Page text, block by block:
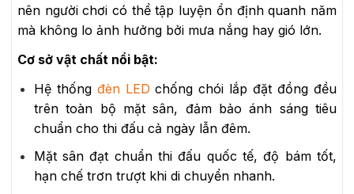
nên người chơi có thể tập luyện ổn định quanh năm
mà không lo ảnh hưởng bởi mưa nắng hay gió lớn.
Cơ sở vật chất nổi bật:
Hệ thống đèn LED chống chói lắp đặt đồng đều
trên toàn bộ mặt sân, đảm bảo ánh sáng tiêu
chuẩn cho thi đấu cả ngày lẫn đêm.
Mặt sân đạt chuẩn thi đấu quốc tế, độ bám tốt,
hạn chế trơn trượt khi di chuyển nhanh.